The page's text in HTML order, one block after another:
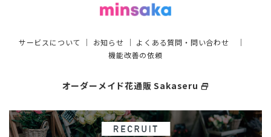
サービスについて ｜ お知らせ ｜ よくある質問・問い合わせ ｜
機能改善の依頼
オーダーメイド花通販 Sakaseru select_window